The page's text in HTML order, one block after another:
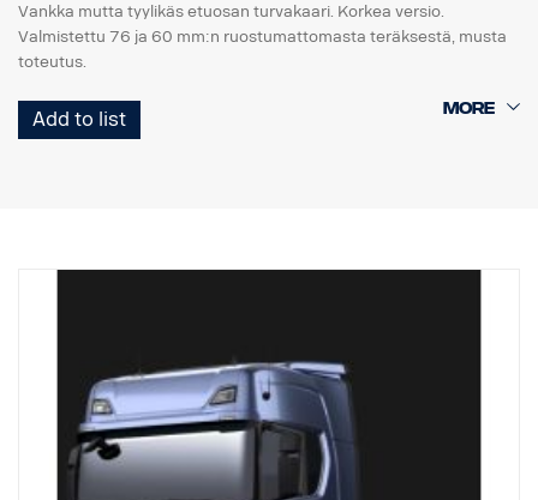
Vankka mutta tyylikäs etuosan turvakaari. Korkea versio.
Valmistettu 76 ja 60 mm:n ruostumattomasta teräksestä, musta
toteutus.
Kaaren rakenteen ansiosta asennus on helppo, alkuperäinen
vetoaisa on helposti taitettavissa, käytettävissä ja käsillä, koska
varten. Johdinsarja on esivedetty alaosaan.
suositeltava parasta mahdollista maavaraa varten, mutta tämä
sopii myös 40 mm ulkoneviin puskureihin.
P-ohjaamoihin suositellaan matalaa versiota, osanro 3240794.
EI sovi mataliin puskureihin eikä ulkoneviin "XT"-teräspuskureihin.
Add to list